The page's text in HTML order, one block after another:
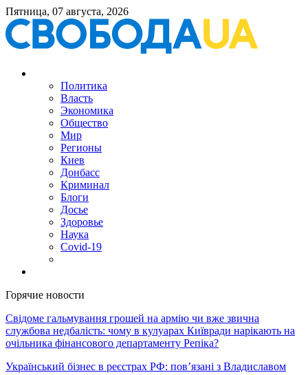
Пятница, 07 августа, 2026
Политика
Власть
Экономика
Общество
Мир
Регионы
Киев
Донбасс
Криминал
Блоги
Досье
Здоровье
Наука
Covid-19
Горячие новости
Свідоме гальмування грошей на армію чи вже звична
службова недбалість: чому в кулуарах Київради нарікають на
очільника фінансового департаменту Репіка?
Український бізнес в реєстрах РФ: пов’язані з Владиславом